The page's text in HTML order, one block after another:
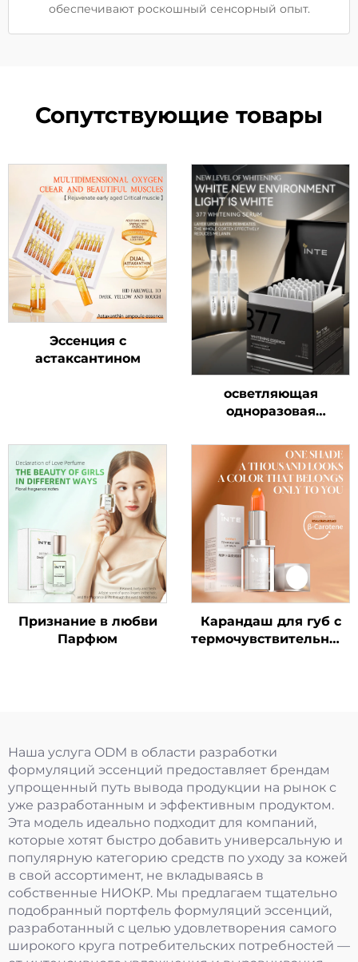
обеспечивают роскошный сенсорный опыт.
Сопутствующие товары
Эссенция с
астаксантином
осветляющая
одноразовая
377
Признание в любви
Парфюм
Карандаш для губ с
термочувствительным
Наша услуга ODM в области разработки
формуляций эссенций предоставляет брендам
упрощенный путь вывода продукции на рынок с
уже разработанным и эффективным продуктом.
Эта модель идеально подходит для компаний,
которые хотят быстро добавить универсальную и
популярную категорию средств по уходу за кожей
в свой ассортимент, не вкладываясь в
собственные НИОКР. Мы предлагаем тщательно
подобранный портфель формуляций эссенций,
разработанный с целью удовлетворения самого
широкого круга потребительских потребностей —